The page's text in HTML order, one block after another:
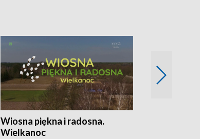
Wiosna piękna i radosna.
Wielkanoc